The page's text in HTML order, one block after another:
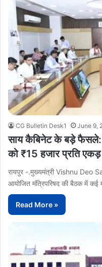
CG Bulletin Desk1 June 9,
साय कैबिनेट के बड़े फैसले:
को ₹15 हजार प्रति
रायपुर -.मुख्यमंत्री Vishnu Deo
आयोजित मंत्रिपरिषद की बैठक में कई
Read More »